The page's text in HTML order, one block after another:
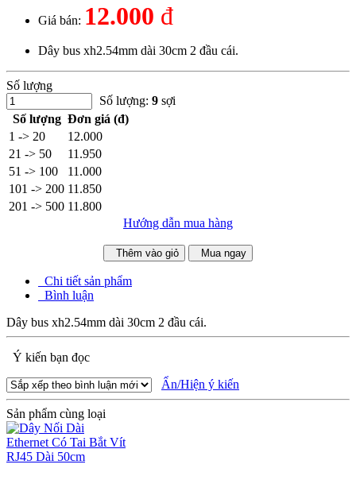
Giá bán: 12.000 đ
Dây bus xh2.54mm dài 30cm 2 đầu cái.
Số lượng
Số lượng: 9 sợi
Số lượng Đơn giá (đ)
1 -> 20
12.000
21 -> 50
11.950
51 -> 100
11.000
101 -> 200 11.850
201 -> 500 11.800
Hướng dẫn mua hàng
Thêm vào giỏ Mua ngay
Chi tiết sản phẩm
Bình luận
Dây bus xh2.54mm dài 30cm 2 đầu cái.
Ý kiến bạn đọc
Ẩn/Hiện ý kiến
Sản phẩm cùng loại